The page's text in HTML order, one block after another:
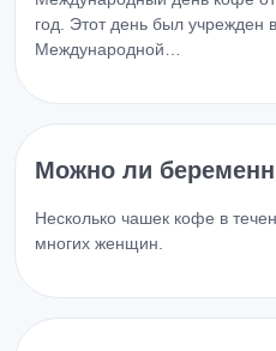
год. Этот день был учрежден
Международной…
Можно ли
Несколько чашек кофе в
многих женщин.